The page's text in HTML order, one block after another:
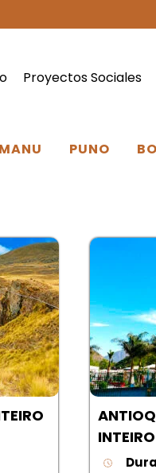
Proyectos Sociales
MANU PUNO
INTEIRO